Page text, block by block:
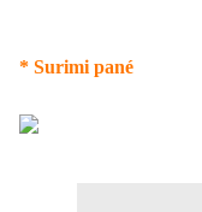
* Surimi pané